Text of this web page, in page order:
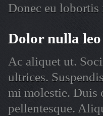
Donec eu lobortis
Dolor nulla leo
Ac aliquet ut.
ultrices.
mi molestie. Duis
pellentesque.